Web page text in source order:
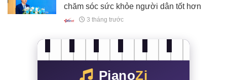
chăm sóc sức khỏe người dân tốt hơn
3 tháng trước
PianoZi